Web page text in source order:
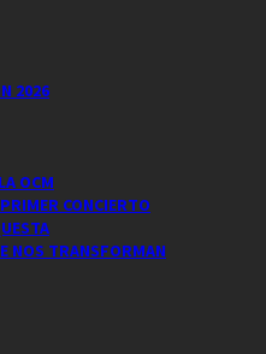
2026
OCM
CONCIERTO
NOS TRANSFORMAN